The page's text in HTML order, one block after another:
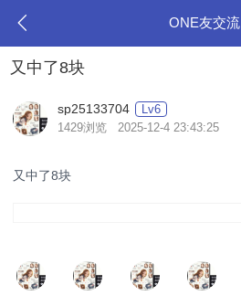
ONE友交流
又中了8块
sp25133704
Lv6
1429浏览 2025-12-4 23:43:25
又中了8块